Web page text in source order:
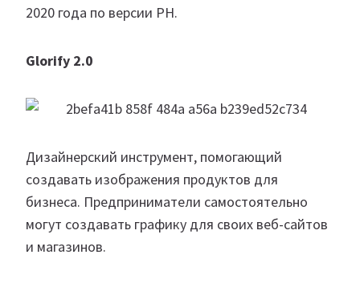
2020 года по версии PH.
Glorify 2.0
Дизайнерский инструмент, помогающий
создавать изображения продуктов для
бизнеса. Предприниматели самостоятельно
могут создавать графику для своих веб-сайтов
и магазинов.